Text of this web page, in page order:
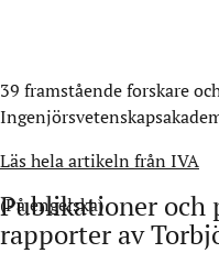
39 framstående forskare
Läs hela artikeln från IVA
Publikationer och
rapporter av
(På engelska)